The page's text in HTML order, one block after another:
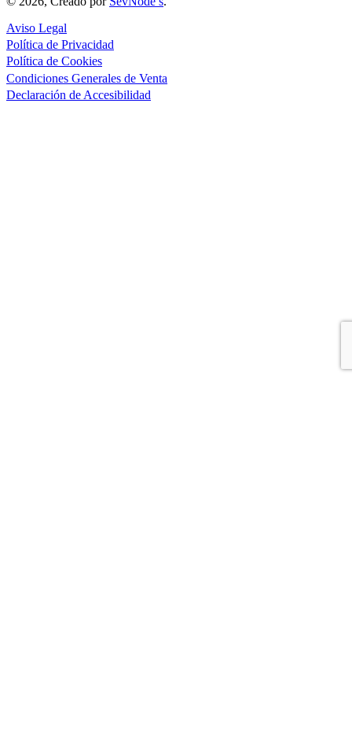
Aviso Legal
Política de Privacidad
Política de Cookies
Condiciones Generales de Venta
Declaración de Accesibilidad